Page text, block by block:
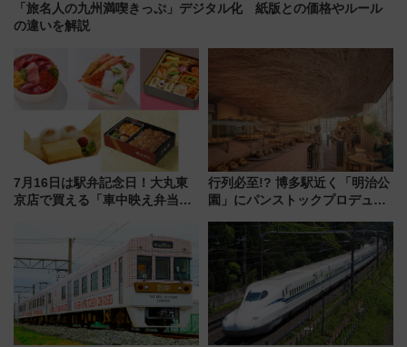
「旅名人の九州満喫きっぷ」デジタル化 紙版との価格やルール
の違いを解説
7月16日は駅弁記念日！大丸東
京店で買える「車中映え弁当」
行列必至!? 博多駅近く「明治公
園」にパンストックプロデュー
オープン 秋からはビストロ営業
も！